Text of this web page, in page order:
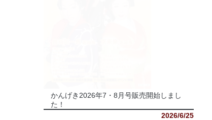
かんげき2026年7・8月号販売開始しまし
た！
2026/6/25